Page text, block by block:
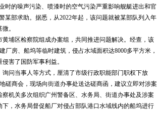
时的噪声污染、喷漆时的空气污染严重影响舰艇进出和官
某部求助。据悉，从2022年起，该问题就被某部队列入年
。
埔区检察院组成办案组，共同推进问题解决。经查，该
房、船坞等临时建筑，侵占水域面积达8000多平方米，
害了国防军事利益。
问当事人等方式，厘清了市级行政职能部门职权下放
磋商会，现场向街道办事处送达磋商函，建议立即对涉案
机关多次组织广州警备区、水务局、街道办事处及涉案
，水务局督促船厂对侵占部队港口水域线内的船坞进行